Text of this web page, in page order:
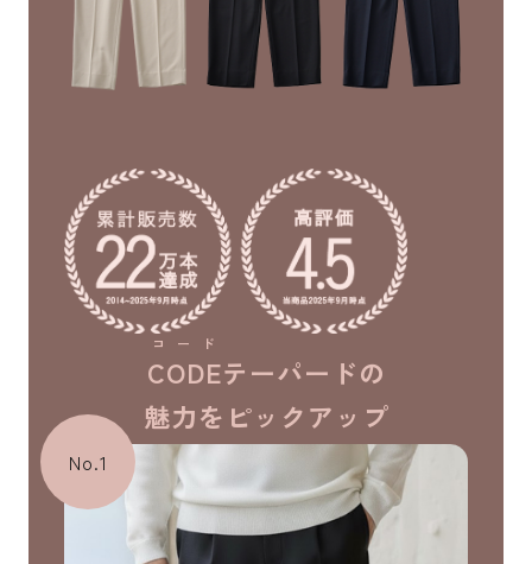
CODE
コード
テーパードの
魅力をピックアップ
No.1